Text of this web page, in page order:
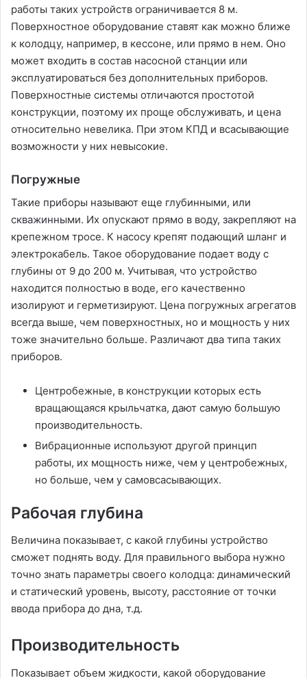
работы таких устройств ограничивается 8 м.
Поверхностное оборудование ставят как можно ближе
к колодцу, например, в кессоне, или прямо в нем. Оно
может входить в состав насосной станции или
эксплуатироваться без дополнительных приборов.
Поверхностные системы отличаются простотой
конструкции, поэтому их проще обслуживать, и цена
относительно невелика. При этом КПД и всасывающие
возможности у них невысокие.
Погружные
Такие приборы называют еще глубинными, или
скважинными. Их опускают прямо в воду, закрепляют на
крепежном тросе. К насосу крепят подающий шланг и
электрокабель. Такое оборудование подает воду с
глубины от 9 до 200 м. Учитывая, что устройство
находится полностью в воде, его качественно
изолируют и герметизируют. Цена погружных агрегатов
всегда выше, чем поверхностных, но и мощность у них
тоже значительно больше. Различают два типа таких
приборов.
Центробежные, в конструкции которых есть
вращающаяся крыльчатка, дают самую большую
производительность.
Вибрационные используют другой принцип
работы, их мощность ниже, чем у центробежных,
но больше, чем у самовсасывающих.
Рабочая глубина
Величина показывает, с какой глубины устройство
сможет поднять воду. Для правильного выбора нужно
точно знать параметры своего колодца: динамический
и статический уровень, высоту, расстояние от точки
ввода прибора до дна, т.д.
Производительность
Показывает объем жидкости, какой оборудование